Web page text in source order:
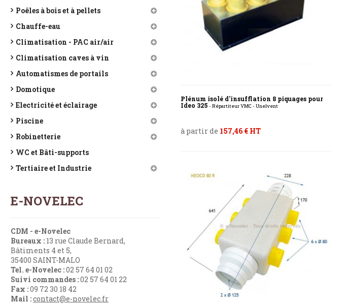
Poêles à bois et à pellets
Chauffe-eau
Climatisation - PAC air/air
Climatisation caves à vin
Automatismes de portails
Domotique
Electricité et éclairage
Piscine
Robinetterie
WC et Bâti-supports
Tertiaire et Industrie
E-NOVELEC
CDM - e-Novelec
Bureaux : 13 rue Claude Bernard,
Bâtiments 4 et 5,
35400 SAINT-MALO
Tel. e-Novelec :02 57 64 01 02
Suivi commandes :02 57 64 01 22
Fax :09 72 30 18 42
Mail :contact@e-novelec.fr
Plénum isolé d'insufflation 8 piquages pour
Ideo 325 - Répartiteur VMC - Unelvent
à partir de 157,46 € HT